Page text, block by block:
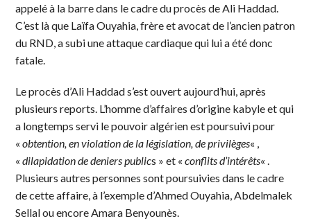
appelé à la barre dans le cadre du procès de Ali Haddad.
C’est là que Laïfa Ouyahia, frère et avocat de l’ancien patron
du RND, a subi une attaque cardiaque qui lui a été donc
fatale.
Le procès d’Ali Haddad s’est ouvert aujourd’hui, après
plusieurs reports. L’homme d’affaires d’origine kabyle et qui
a longtemps servi le pouvoir algérien est poursuivi pour
«obtention, en violation de la législation, de privilèges« ,
«dilapidation de deniers publics » et «conflits d’intérêts« .
Plusieurs autres personnes sont poursuivies dans le cadre
de cette affaire, à l’exemple d’Ahmed Ouyahia, Abdelmalek
Sellal ou encore Amara Benyounès.